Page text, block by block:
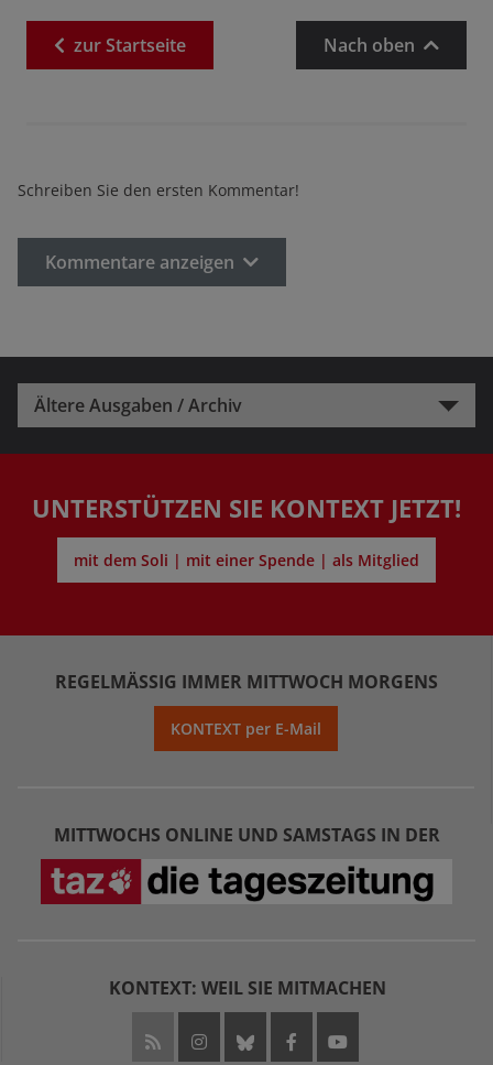
zurStartseite Nach oben
Schreiben Sie den ersten Kommentar!
Kommentare anzeigen
Ältere Ausgaben / Archiv
UNTERSTÜTZEN SIE KONTEXT JETZT!
mit dem Soli | mit einer Spende | als Mitglied
REGELMÄSSIG IMMER MITTWOCH MORGENS
KONTEXT per E-Mail
MITTWOCHS ONLINE UND SAMSTAGS IN DER
KONTEXT: WEIL SIE MITMACHEN